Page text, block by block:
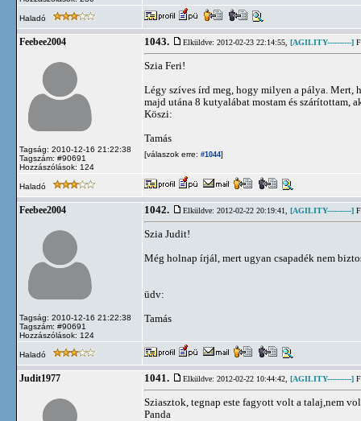
Haladó
Feebee2004
Tagság: 2010-12-16 21:22:38
Tagszám: #90691
Hozzászólások: 124
1043. Elküldve: 2012-02-23 22:14:55, [AGILITY----------]
Szia Feri!
Légy szíves írd meg, hogy milyen a pálya. Mert,
majd utána 8 kutyalábat mostam és szárítottam,
Köszi:
Tamás
[válaszok erre: #1044]
Haladó
Feebee2004
Tagság: 2010-12-16 21:22:38
Tagszám: #90691
Hozzászólások: 124
1042. Elküldve: 2012-02-22 20:19:41, [AGILITY----------]
Szia Judit!
Még holnap írjál, mert ugyan csapadék nem
üdv:
Tamás
Haladó
Judit1977 1041. Elküldve: 2012-02-22 10:44:42, [AGILITY----------]
Sziasztok, tegnap este fagyott volt a talaj,nem
Panda